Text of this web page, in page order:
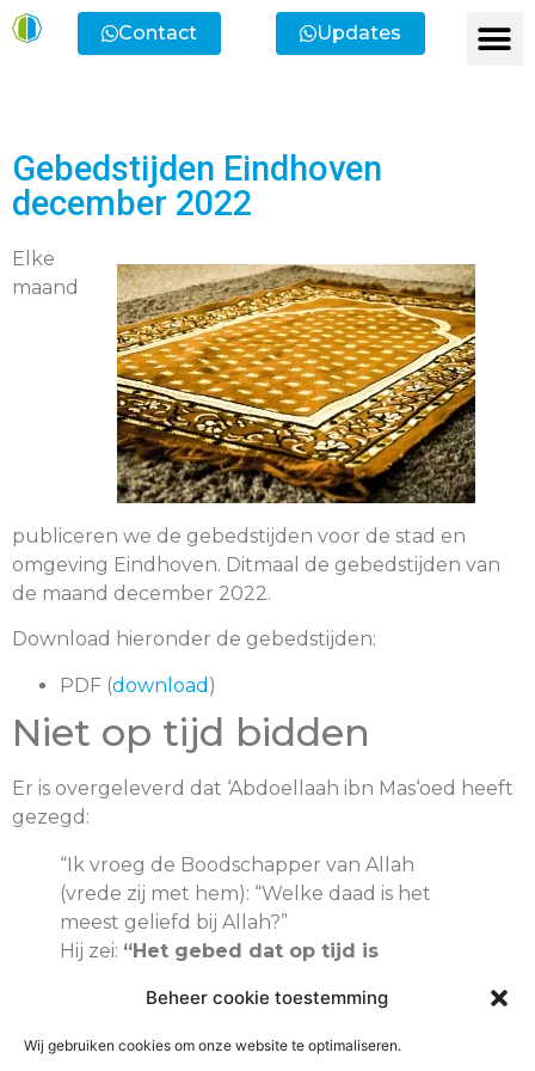
Beheer cookie toestemming
Wij gebruiken cookies om onze website te optimaliseren.
Contact Updates
Gebedstijden Eindhoven
december 2022
Elke
maand
publiceren we de gebedstijden voor de stad en
omgeving Eindhoven. Ditmaal de gebedstijden van
de maand december 2022.
Download hieronder de gebedstijden:
PDF (download )
Niet op tijd bidden
Er is overgeleverd dat ‘Abdoellaah ibn Mas‘oed heeft
gezegd:
“Ik vroeg de Boodschapper van Allah
(vrede zij met hem): “Welke daad is het
meest geliefd bij Allah?”
Hij zei: “Het gebed dat op tijd is
Ik zei: “(En) daarna?” Hij zei:“De ouders
eerbiedigen.”